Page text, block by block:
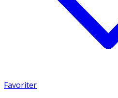
Favoriter